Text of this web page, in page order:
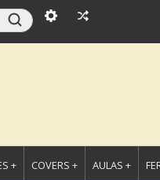
+ COVERS + AULAS +